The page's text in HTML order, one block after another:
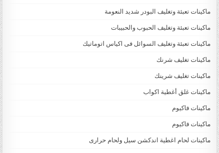
ماكينات تعبئة وتغليف البودر شديد النعومة
ماكينات تعبئة وتغليف الحبوب والحبيبات
ماكينات تعبئة وتغليف السوائل فى اكياس اتوماتيك
ماكينات تغليف شرنك
ماكينات تغليف شرينك
ماكينات غلق أغطية اكواب
ماكينات فاكيوم
ماكينات فاكيوم
ماكينات لحام اغطية اندكشن سيل ولحام حرارى